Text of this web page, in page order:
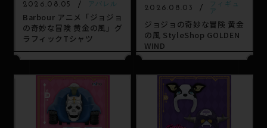
2026.08.05 アパレル
Barbour アニメ「ジョジョ
の奇妙な冒険 黄金の風」グ
ラフィックTシャツ
2026.08.03
フィギュ
ア
ジョジョの奇妙な冒険 黄金
の風 StyleShop GOLDEN
WIND